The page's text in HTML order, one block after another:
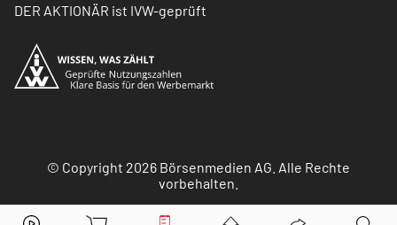
DER AKTIONÄR ist IVW-geprüft
© Copyright 2026 Börsenmedien AG. Alle Rechte
vorbehalten.